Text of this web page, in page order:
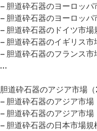
– 胆道砕石器のヨーロッパ
– 胆道砕石器のヨーロッパ
– 胆道砕石器のドイツ市場
– 胆道砕石器のイギリス市
– 胆道砕石器のフランス市
…
胆道砕石器のアジア市場
– 胆道砕石器のアジア市場
– 胆道砕石器のアジア市場
– 胆道砕石器の日本市場規